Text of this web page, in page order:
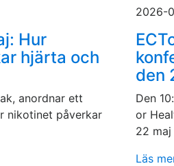
Hur
hjärta och
anordnar ett
nikotinet påverkar
2026-
den
Den
or
22 maj
Läs